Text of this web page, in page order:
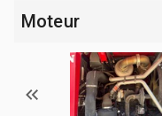
Moteur